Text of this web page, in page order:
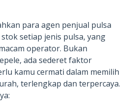
para agen penjual pulsa
setiap jenis pulsa, yang
operator. Bukan
ada sederet faktor
kamu cermati dalam memilih
terlengkap dan terpercaya.